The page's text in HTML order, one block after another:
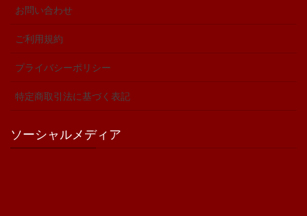
お問い合わせ
ご利用規約
プライバシーポリシー
特定商取引法に基づく表記
ソーシャルメディア